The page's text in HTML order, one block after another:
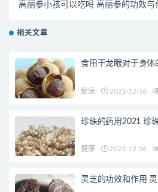
高丽参小孩可以吃吗 高丽参的功效与
相关文章
食用干龙眼对于身体
健康 2021-12-16
珍珠的药用2021 珍
健康 2021-12-16
灵芝的功效和作用